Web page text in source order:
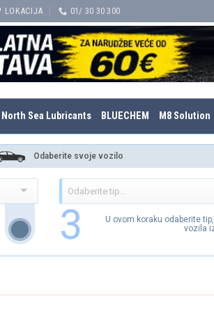
LOKACIJA 01/ 30 30 300
North Sea Lubricants BLUECHEM M8 Solution
Odaberite svoje vozilo
3
U ovom koraku odaberite
vozila